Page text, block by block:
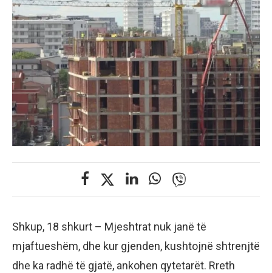
Shkup, 18 shkurt – Mjeshtrat nuk janë të
mjaftueshëm, dhe kur gjenden, kushtojnë shtrenjtë
dhe ka radhë të gjatë, ankohen qytetarët. Rreth